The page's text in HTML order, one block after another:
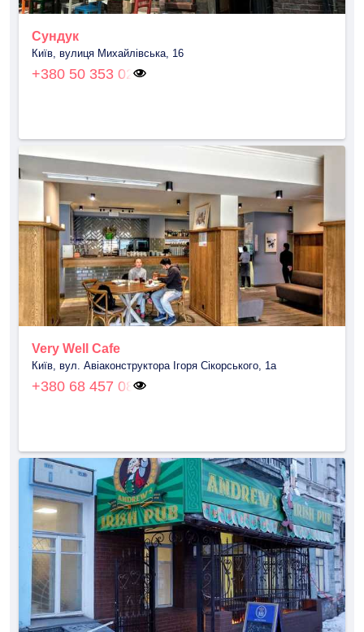
Сундук
Київ, вулиця Михайлівська, 16
+380 50 353 02
Very Well Cafe
Київ, вул. Авiаконструктора Iгоря Сiкорського, 1а
+380 68 457 08